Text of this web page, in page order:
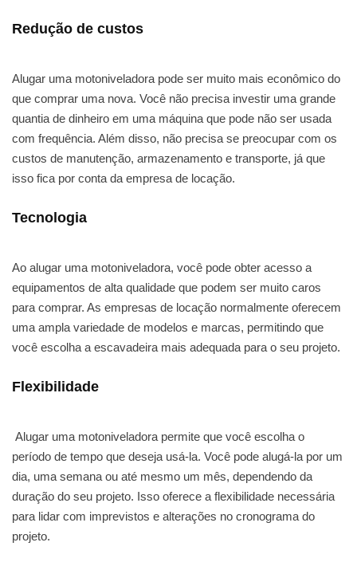
Redução de custos
Alugar uma motoniveladora pode ser muito mais econômico do
que comprar uma nova. Você não precisa investir uma grande
quantia de dinheiro em uma máquina que pode não ser usada
com frequência. Além disso, não precisa se preocupar com os
custos de manutenção, armazenamento e transporte, já que
isso fica por conta da empresa de locação.
Tecnologia
Ao alugar uma motoniveladora, você pode obter acesso a
equipamentos de alta qualidade que podem ser muito caros
para comprar. As empresas de locação normalmente oferecem
uma ampla variedade de modelos e marcas, permitindo que
você escolha a escavadeira mais adequada para o seu projeto.
Flexibilidade
Alugar uma motoniveladora permite que você escolha o
período de tempo que deseja usá-la. Você pode alugá-la por um
dia, uma semana ou até mesmo um mês, dependendo da
duração do seu projeto. Isso oferece a flexibilidade necessária
para lidar com imprevistos e alterações no cronograma do
projeto.